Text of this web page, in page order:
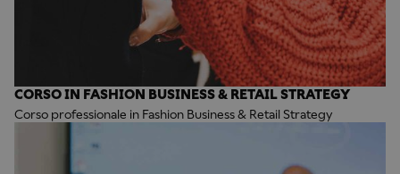
CORSO IN FASHION BUSINESS & RETAIL STRATEGY
Corso professionale in Fashion Business & Retail Strategy